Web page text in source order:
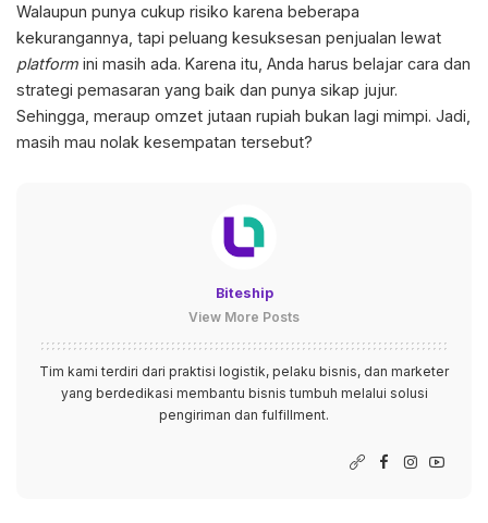
Walaupun punya cukup risiko karena beberapa
kekurangannya, tapi peluang kesuksesan penjualan lewat
platform ini masih ada. Karena itu, Anda harus belajar cara dan
strategi pemasaran yang baik dan punya sikap jujur.
Sehingga, meraup omzet jutaan rupiah bukan lagi mimpi. Jadi,
masih mau nolak kesempatan tersebut?
Biteship
View More Posts
Tim kami terdiri dari praktisi logistik, pelaku bisnis, dan marketer
yang berdedikasi membantu bisnis tumbuh melalui solusi
pengiriman dan fulfillment.